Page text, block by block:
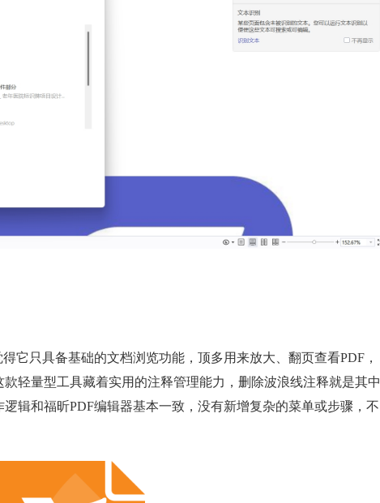
它只具备基础的文档浏览功能，顶多用来放大、翻页查看PDF，
轻量型工具藏着实用的注释管理能力，删除波浪线注释就是其中
辑和福昕PDF编辑器基本一致，没有新增复杂的菜单或步骤，不